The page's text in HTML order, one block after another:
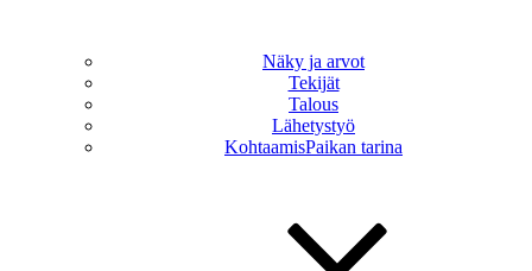
Näky ja arvot
Tekijät
Talous
Lähetystyö
KohtaamisPaikan tarina